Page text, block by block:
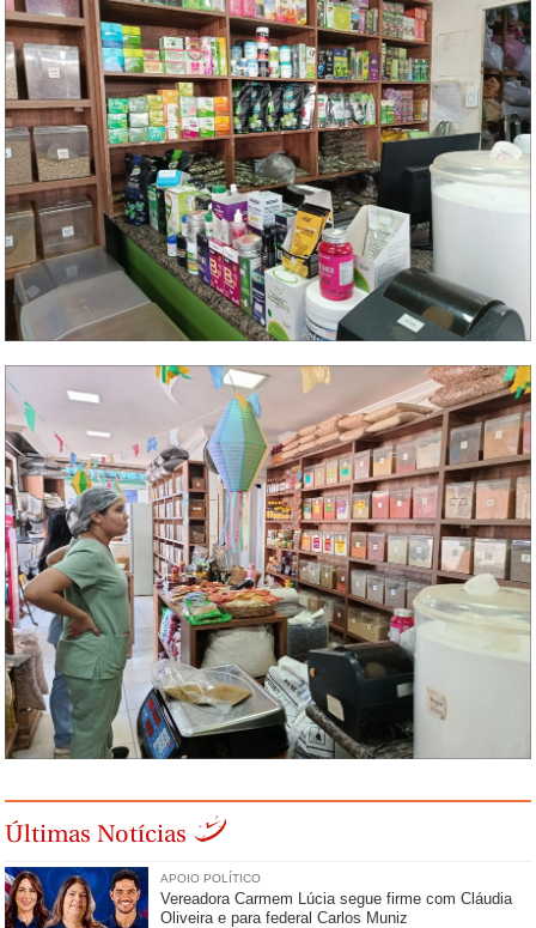
Últimas Notícias
APOIO POLÍTICO
Vereadora Carmem Lúcia segue firme com Cláudia
Oliveira e para federal Carlos Muniz